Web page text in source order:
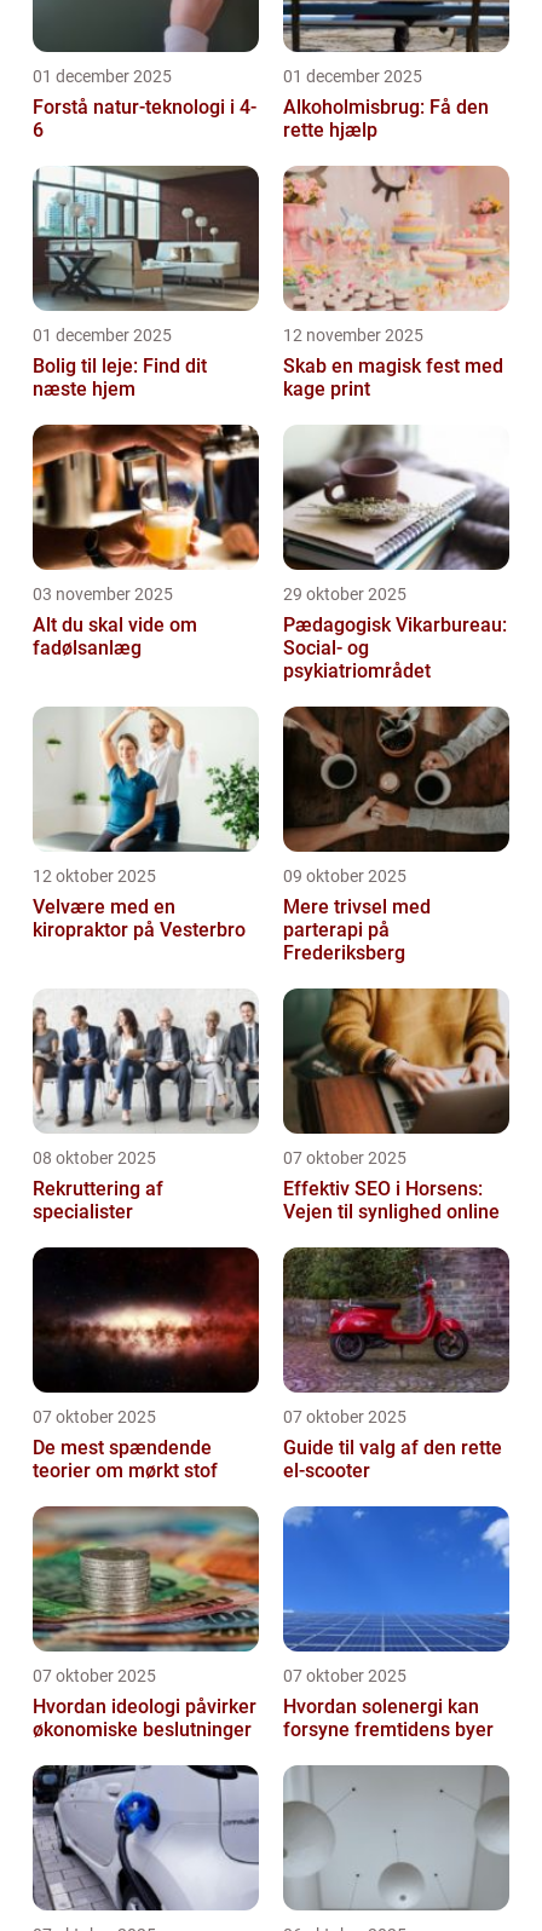
01 december 2025
Forstå natur-teknologi i 4-
6
01 december 2025
Alkoholmisbrug: Få den
rette hjælp
01 december 2025
Bolig til leje: Find dit
næste hjem
12 november 2025
Skab en magisk fest med
kage print
03 november 2025
Alt du skal vide om
fadølsanlæg
29 oktober 2025
Pædagogisk Vikarbureau:
Social- og
psykiatriområdet
12 oktober 2025
Velvære med en
kiropraktor på Vesterbro
09 oktober 2025
Mere trivsel med
parterapi på
Frederiksberg
08 oktober 2025
Rekruttering af
specialister
07 oktober 2025
Effektiv SEO i Horsens:
Vejen til synlighed online
07 oktober 2025
De mest spændende
teorier om mørkt stof
07 oktober 2025
Guide til valg af den rette
el-scooter
07 oktober 2025
Hvordan ideologi påvirker
økonomiske beslutninger
07 oktober 2025
Hvordan solenergi kan
forsyne fremtidens byer